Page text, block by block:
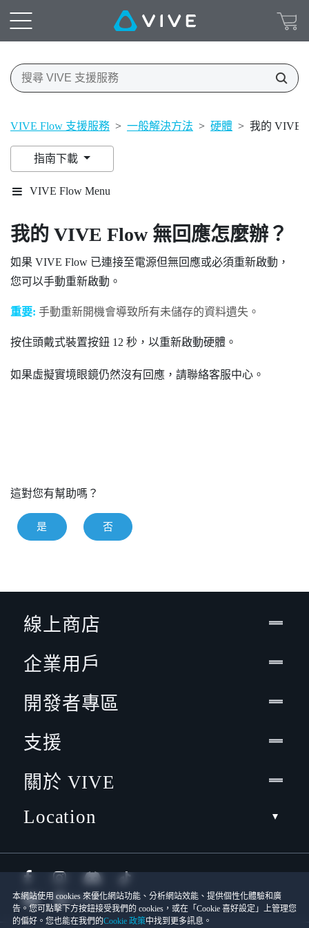
VIVE Flow 支援服務 > 一般解決方法 > 硬體 > 我的 VIVE
指南下載
VIVE Flow Menu
我的 VIVE Flow 無回應怎麼辦？
如果 VIVE Flow 已連接至電源但無回應或必須重新啟動，
您可以手動重新啟動。
重要: 手動重新開機會導致所有未儲存的資料遺失。
按住頭戴式裝置按鈕 12 秒，以重新啟動硬體。
如果虛擬實境眼鏡仍然沒有回應，請聯絡客服中心。
這對您有幫助嗎？
是 否
本網站使用 cookies 來優化網站功能、分析網站效能、提供個性化體驗和廣
告。您可點擊下方按鈕接受我們的 cookies，或在「Cookie 喜好設定」上管理您
的偏好。您也能在我們的Cookie 政策中找到更多訊息。
線上商店
企業用戶
開發者專區
支援
關於 VIVE
Location